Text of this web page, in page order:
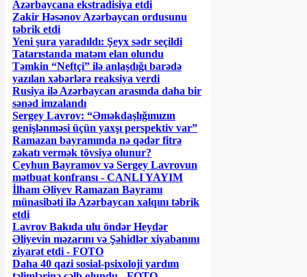
Azərbaycana ekstradisiya etdi
Zakir Həsənov Azərbaycan ordusunu
təbrik etdi
Yeni şura yaradıldı: Şeyx sədr seçildi
Tatarıstanda matəm elan olundu
Təmkin “Neftçi” ilə anlaşdığı barədə
yazılan xəbərlərə reaksiya verdi
Rusiya ilə Azərbaycan arasında daha bir
sənəd imzalandı
Sergey Lavrov: “Əməkdaşlığımızın
genişlənməsi üçün yaxşı perspektiv var”
Ramazan bayramında nə qədər fitrə
zəkatı vermək tövsiyə olunur?
Ceyhun Bayramov və Sergey Lavrovun
mətbuat konfransı - CANLI YAYIM
İlham Əliyev Ramazan Bayramı
münasibəti ilə Azərbaycan xalqını təbrik
etdi
Lavrov Bakıda ulu öndər Heydər
Əliyevin məzarını və Şəhidlər xiyabanını
ziyarət etdi - FOTO
Daha 40 qazi sosial-psixoloji yardım